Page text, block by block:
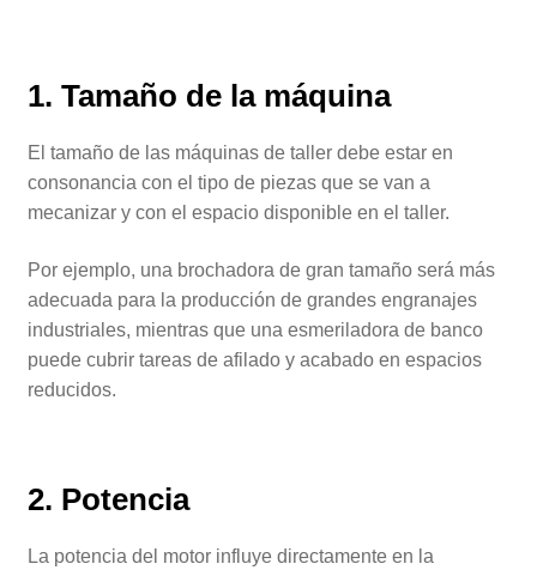
1. Tamaño de la máquina
El tamaño de las máquinas de taller debe estar en
consonancia con el tipo de piezas que se van a
mecanizar y con el espacio disponible en el taller.
Por ejemplo, una brochadora de gran tamaño será más
adecuada para la producción de grandes engranajes
industriales, mientras que una esmeriladora de banco
puede cubrir tareas de afilado y acabado en espacios
reducidos.
2. Potencia
La potencia del motor influye directamente en la